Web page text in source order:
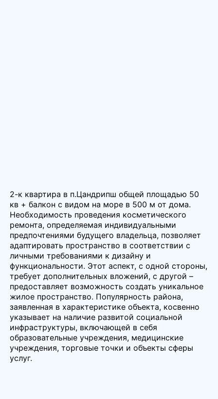
2-к квартира в п.Цандрипш общей площадью 50
кв + балкон с видом на море в 500 м от дома.
Необходимость проведения косметического
ремонта, определяемая индивидуальными
предпочтениями будущего владельца, позволяет
адаптировать пространство в соответствии с
личными требованиями к дизайну и
функциональности. Этот аспект, с одной стороны,
требует дополнительных вложений, с другой –
предоставляет возможность создать уникальное
жилое пространство. Популярность района,
заявленная в характеристике объекта, косвенно
указывает на наличие развитой социальной
инфраструктуры, включающей в себя
образовательные учреждения, медицинские
учреждения, торговые точки и объекты сферы
услуг.